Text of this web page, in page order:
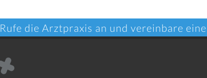
Rufe die Arztpraxis an und vereinbare